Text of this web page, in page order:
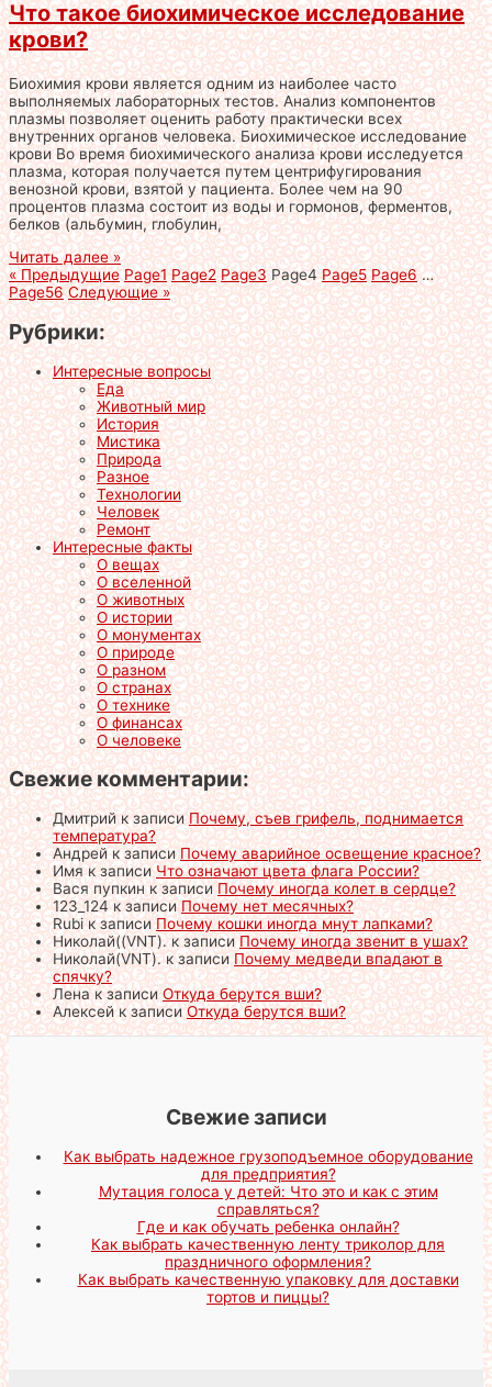
Что такое биохимическое исследование
крови?
Биохимия крови является одним из наиболее часто
выполняемых лабораторных тестов. Анализ компонентов
плазмы позволяет оценить работу практически всех
внутренних органов человека. Биохимическое исследование
крови Во время биохимического анализа крови исследуется
плазма, которая получается путем центрифугирования
венозной крови, взятой у пациента. Более чем на 90
процентов плазма состоит из воды и гормонов, ферментов,
белков (альбумин, глобулин,
Читать далее »
« Предыдущие Page1 Page2 Page3 Page4 Page5 Page6 …
Page56 Следующие »
Рубрики:
Интересные вопросы
Еда
Животный мир
История
Мистика
Природа
Разное
Технологии
Человек
Ремонт
Интересные факты
О вещах
О вселенной
О животных
О истории
О монументах
О природе
О разном
О странах
О технике
О финансах
О человеке
Свежие комментарии:
Дмитрийк записиПочему, съев грифель, поднимается
температура?
Андрейк записиПочему аварийное освещение красное?
Имяк записиЧто означают цвета флага России?
Вася пупкинк записиПочему иногда колет в сердце?
123_124к записиПочему нет месячных?
Rubiк записиПочему кошки иногда мнут лапками?
Николай((VNT).к записиПочему иногда звенит в ушах?
Николай(VNT).к записиПочему медведи впадают в
спячку?
Ленак записиОткуда берутся вши?
Алексейк записиОткуда берутся вши?
Свежие записи
Как выбрать надежное грузоподъемное оборудование
для предприятия?
Мутация голоса у детей: Что это и как с этим
справляться?
Где и как обучать ребенка онлайн?
Как выбрать качественную ленту триколор для
праздничного оформления?
Как выбрать качественную упаковку для доставки
тортов и пиццы?